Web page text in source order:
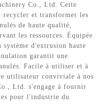
Co., Ltd. Cette
recycler et transformer les
de haute qualité,
les ressources. Équipée
d'extrusion haute
garantit une
Facile à utiliser et à
utilisateur conviviale à nos
Ltd. s'engage à fournir
pour l'industrie du